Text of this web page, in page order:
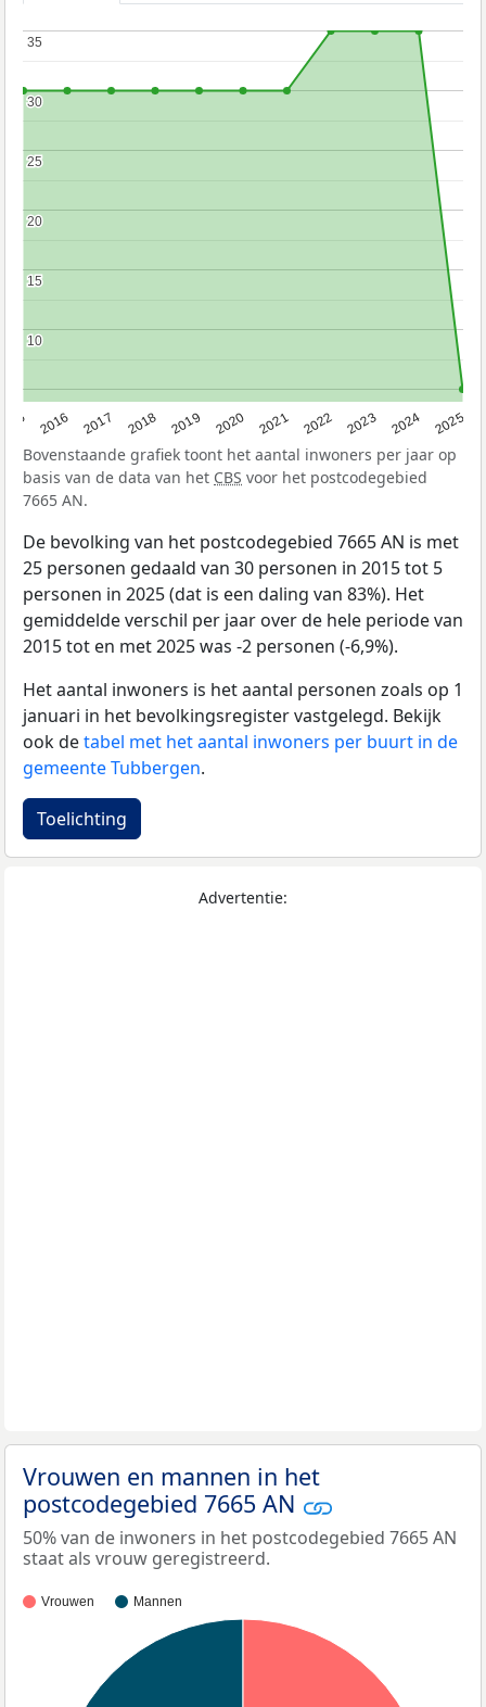
2016 2017 2018 2019 2020 2021 2022 2023 2024 2025
10
10
15
15
20
20
25
25
30
30
35
35
Bovenstaande grafiek toont het aantal inwoners per jaar op
basis van de data van het CBS voor het postcodegebied
7665 AN.
De bevolking van het postcodegebied 7665 AN is met
25 personen gedaald van 30 personen in 2015 tot 5
personen in 2025 (dat is een daling van 83%). Het
gemiddelde verschil per jaar over de hele periode van
2015 tot en met 2025 was -2 personen (-6,9%).
Het aantal inwoners is het aantal personen zoals op 1
januari in het bevolkingsregister vastgelegd. Bekijk
ook detabel met het aantal inwoners per buurt in de
gemeente Tubbergen.
Toelichting
Advertentie:
Vrouwen en mannen in het
postcodegebied 7665 AN
50% van de inwoners in het postcodegebied 7665 AN
staat als vrouw geregistreerd.
Vrouwen Mannen